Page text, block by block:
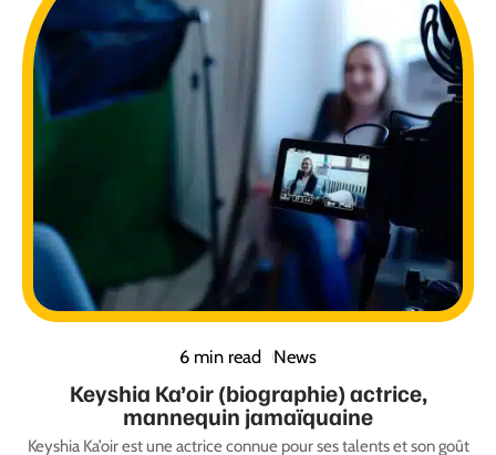
6 min read News
Keyshia Ka’oir (biographie) actrice,
mannequin jamaïquaine
Keyshia Ka’oir est une actrice connue pour ses talents et son goût